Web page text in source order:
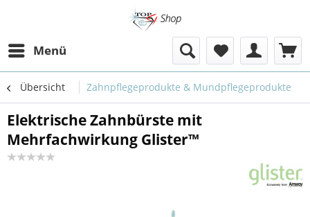
Menü
Übersicht Zahnpflegeprodukte & Mundpflegeprodukte
Elektrische Zahnbürste mit
Mehrfachwirkung Glister™